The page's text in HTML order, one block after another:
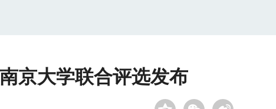
京大学联合评选发布